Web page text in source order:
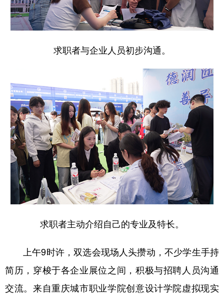
求职者与企业人员初步沟通。
求职者主动介绍自己的专业及特长。
上午9时许，双选会现场人头攒动，不少学生手持
简历，穿梭于各企业展位之间，积极与招聘人员沟通
交流。来自重庆城市职业学院创意设计学院虚拟现实